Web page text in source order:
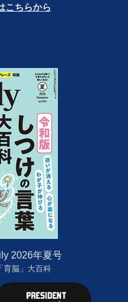
こちらから
2026年夏号
育脳」大百科